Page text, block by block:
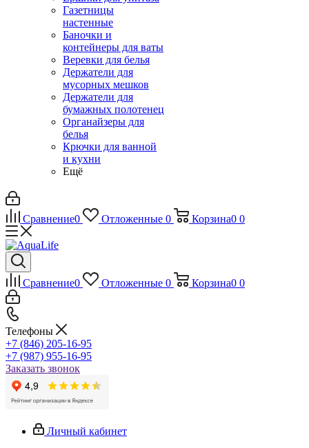
Газетницы
настенные
Баночки и
контейнеры для ваты
Веревки для белья
Держатели для
мусорных мешков
Держатели для
бумажных полотенец
Органайзеры для
белья
Крючки для ванной
и кухни
Ещё
Сравнение0 Отложенные 0 Корзина0 0
Сравнение0 Отложенные 0 Корзина0 0
Телефоны
+7 (846) 205-16-95
+7 (987) 955-16-95
Заказать звонок
Личный кабинет